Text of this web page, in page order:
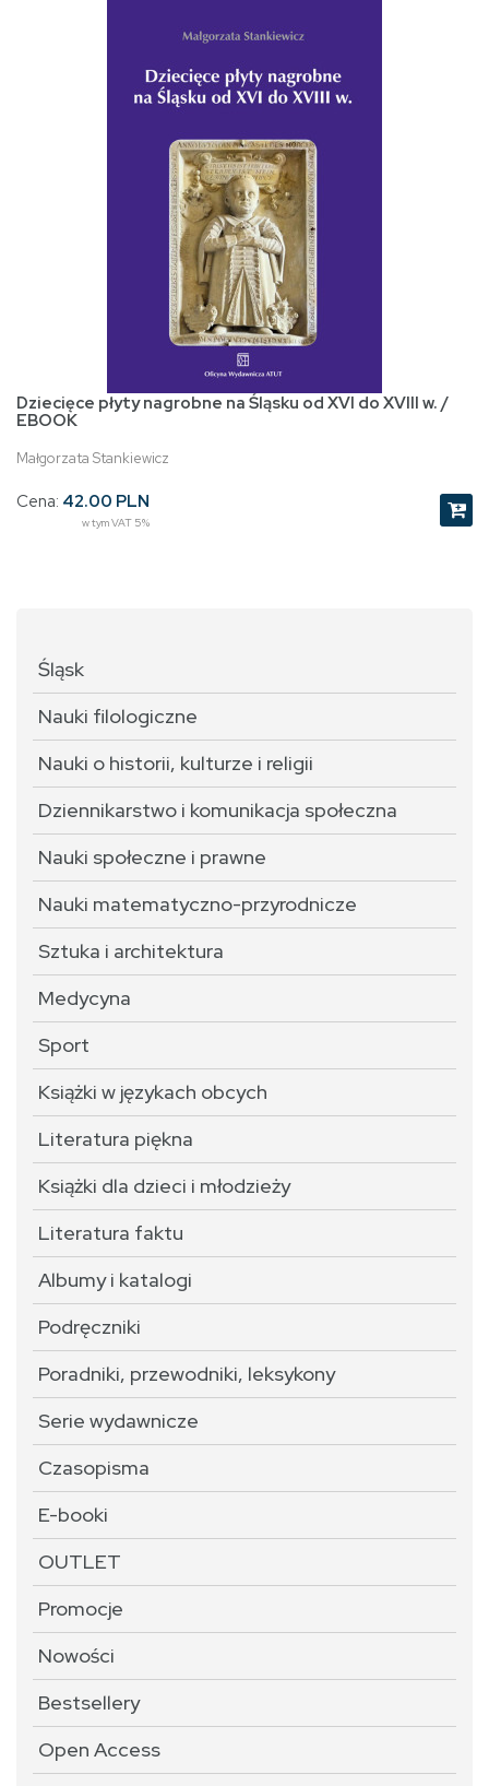
Dziecięce płyty nagrobne na Śląsku od XVI do XVIII w. /
EBOOK
Małgorzata Stankiewicz
Cena: 42.00 PLN
w tym VAT 5%
Śląsk
Nauki filologiczne
Nauki o historii, kulturze i religii
Dziennikarstwo i komunikacja społeczna
Nauki społeczne i prawne
Nauki matematyczno-przyrodnicze
Sztuka i architektura
Medycyna
Sport
Książki w językach obcych
Literatura piękna
Książki dla dzieci i młodzieży
Literatura faktu
Albumy i katalogi
Podręczniki
Poradniki, przewodniki, leksykony
Serie wydawnicze
Czasopisma
E-booki
OUTLET
Promocje
Nowości
Bestsellery
Open Access